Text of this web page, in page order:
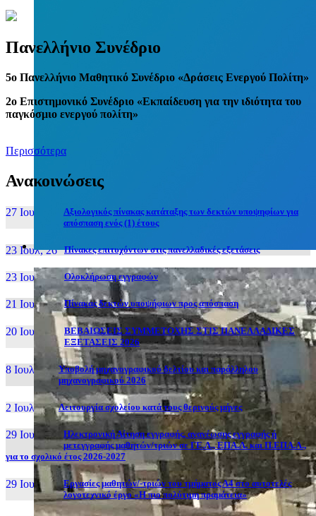
Πανελλήνιο Συνέδριο
5o Πανελλήνιο Μαθητικό Συνέδριο «Δράσεις Ενεργού Πολίτη»
2ο Επιστημονικό Συνέδριο «Εκπαίδευση για την ιδιότητα του
παγκόσμιο ενεργού πολίτη»
Περισσότερα
Ανακοινώσεις
27 Ιουν, 26
Αξιολογικός πίνακας κατάταξης των δεκτών υποψηφίων για
απόσπαση ενός (1) έτους
23 Ιουλ, 26 Πίνακες επιτυχόντων στις πανελλαδικές εξετάσεις
23 Ιουλ, 26 Ολοκλήρωση εγγραφών
21 Ιουλ, 26 Πίνακας δεκτών υποψήφιων προς απόσπαση
20 Ιουλ, 26
ΒΕΒΑΙΩΣΕΙΣ ΣΥΜΜΕΤΟΧΗΣ ΣΤΙΣ ΠΑΝΕΛΛΑΔΙΚΕΣ
ΕΞΕΤΑΣΕΙΣ 2026
8 Ιουλ, 26
Υποβολή μηχανογραφικού δελτίου και παράλληλου
μηχανογραφικού 2026
2 Ιουλ, 26 Λειτουργία σχολείου κατά τους θερινούς μήνες
29 Ιουν, 26
Ηλεκτρονική Αίτηση εγγραφής, ανανέωσης εγγραφής ή
μετεγγραφής μαθητών/τριών σε ΓΕ.Λ., ΕΠΑ.Λ. και Π.ΕΠΑ.Λ.,
για το σχολικό έτος 2026-2027
29 Ιουν, 26
Εργασίες μαθητών/-τριών του τμήματος Α4 στο αυτοτελές
λογοτεχνικό έργο «Η πιο πολύτιμη πραμάτεια»